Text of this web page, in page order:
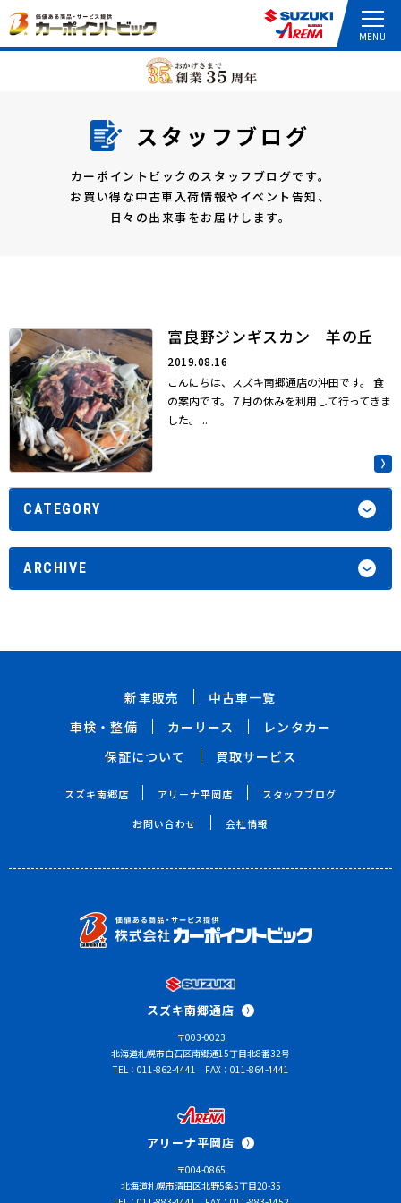
スタッフブログ
カーポイントビックのスタッフブログです。
お買い得な中古車入荷情報やイベント告知、
日々の出来事をお届けします。
富良野ジンギスカン 羊の丘
2019.08.16
こんにちは、スズキ南郷通店の沖田です。 食
の案内です。７月の休みを利用して行ってきま
した。...
CATEGORY
ARCHIVE
新車販売
中古車一覧
車検・整備
カーリース
レンタカー
保証について
買取サービス
スズキ南郷店 アリーナ平岡店 スタッフブログ
お問い合わせ 会社情報
スズキ南郷通店
〒003-0023
北海道札幌市白石区南郷通15丁目北8番32号
TEL：011-862-4441
FAX：011-864-4441
アリーナ平岡店
〒004-0865
北海道札幌市清田区北野5条5丁目20-35